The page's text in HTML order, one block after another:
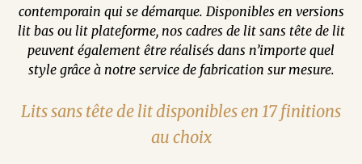
contemporain qui se démarque. Disponibles en versions
lit bas ou lit plateforme, nos cadres de lit sans tête de lit
peuvent également être réalisés dans n’importe quel
style grâce à notre service de fabrication sur mesure.
Lits sans tête de lit disponibles en 17 finitions
au choix